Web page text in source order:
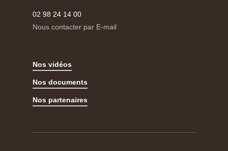
02 98 24 14 00
Nous contacter par E-mail
Nos vidéos
Nos documents
Nos partenaires